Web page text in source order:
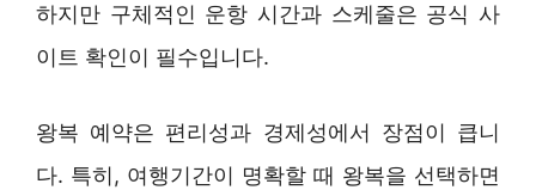
하지만 구체적인 운항 시간과 스케줄은 공식 사
이트 확인이 필수입니다.
왕복 예약은 편리성과 경제성에서 장점이 큽니
다. 특히, 여행기간이 명확할 때 왕복을 선택하면